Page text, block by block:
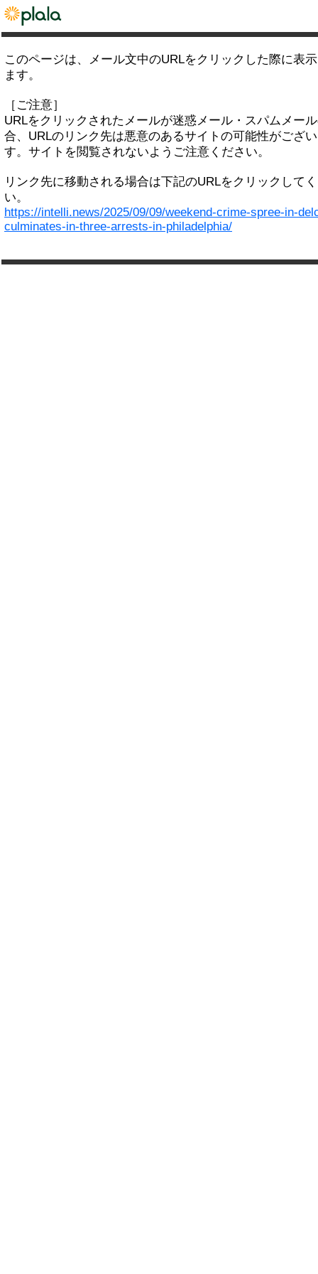
このページは、メール文中のURLをクリックした際に表
ます。
［ご注意］
URLをクリックされたメールが迷惑メール・スパムメー
合、URLのリンク先は悪意のあるサイトの可能性がござ
す。サイトを閲覧されないようご注意ください。
リンク先に移動される場合は下記のURLをクリックして
い。
https://intelli.news/2025/09/09/weekend-crime-spree-in-
culminates-in-three-arrests-in-philadelphia/